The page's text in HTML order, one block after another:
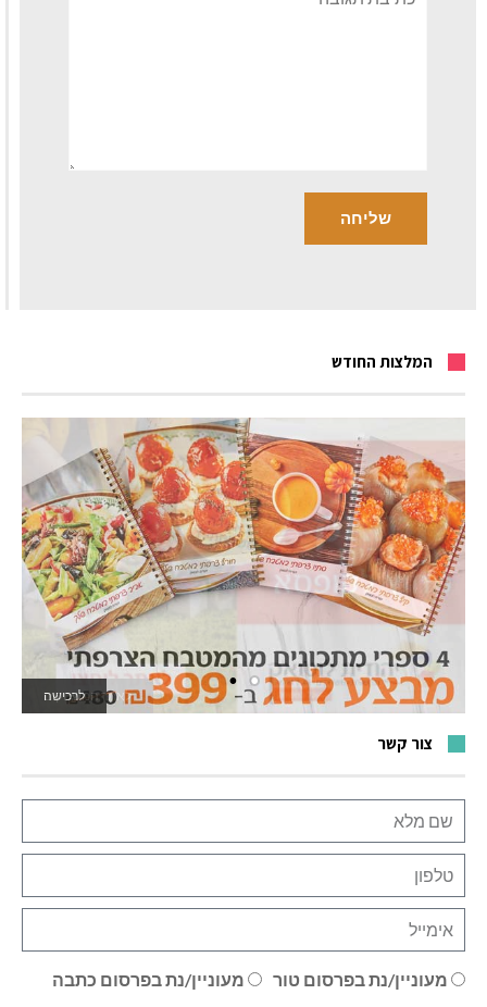
המלצות החודש
לרכישה
לאתר המשחקים
צור קשר
מעוניין/נת בפרסום טור
מעוניין/נת בפרסום כתבה